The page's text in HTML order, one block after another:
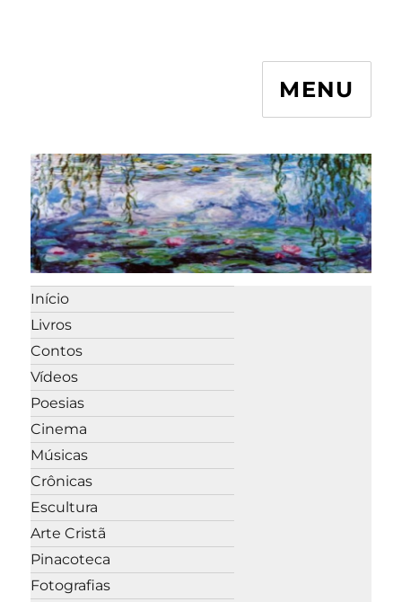
MENU
Início
Livros
Contos
Vídeos
Poesias
Cinema
Músicas
Crônicas
Escultura
Arte Cristã
Pinacoteca
Fotografias